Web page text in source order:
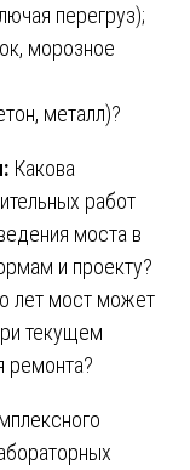
перегруз);
морозное
металл)?
Какова
работ
моста в
и проекту?
лет мост может
текущем
ремонта?